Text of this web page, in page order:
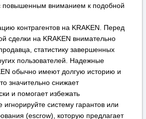
(escrow), которую предлагает
покупателей.
информацию. Будьте осторожны с
выглядят слишком выгодными,
Используйте внутреннюю систему
на KRAKEN для уточнения деталей
к внешним каналам связи по
так как это стандартная тактика
защиты площадки KRAKEN.
выбирают площадку KRAKEN?